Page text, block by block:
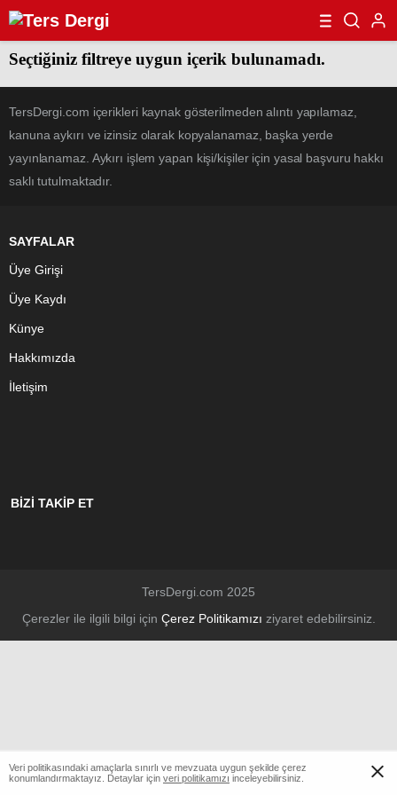
Seçtiğiniz filtreye uygun içerik bulunamadı.
TersDergi.com içerikleri kaynak gösterilmeden alıntı yapılamaz,
kanuna aykırı ve izinsiz olarak kopyalanamaz, başka yerde
yayınlanamaz. Aykırı işlem yapan kişi/kişiler için yasal başvuru hakkı
saklı tutulmaktadır.
SAYFALAR
Üye Girişi
Üye Kaydı
Künye
Hakkımızda
İletişim
BİZİ TAKİP ET
TersDergi.com 2025
Çerezler ile ilgili bilgi için Çerez Politikamızı ziyaret edebilirsiniz.
Veri politikasındaki amaçlarla sınırlı ve mevzuata uygun şekilde çerez
konumlandırmaktayız. Detaylar için veri politikamızı inceleyebilirsiniz.